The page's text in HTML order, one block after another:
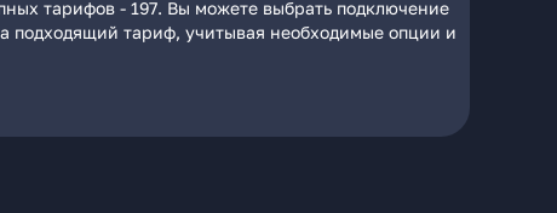
тарифов - 197. Вы можете выбрать подключение
подходящий тариф, учитывая необходимые опции и